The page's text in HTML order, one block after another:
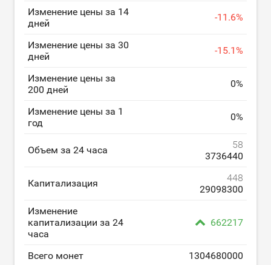
Изменение цены за 14
дней
-11.6%
Изменение цены за 30
дней
-15.1%
Изменение цены за
200 дней
0%
Изменение цены за 1
год
0%
Объем за 24 часа
58
3736440
Капитализация
448
29098300
Изменение
капитализации за 24
часа
662217
Всего монет 1304680000